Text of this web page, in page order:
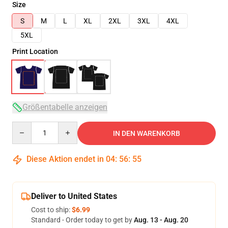
Size
S
M L XL 2XL 3XL
4XL
5XL
Print Location
Größentabelle anzeigen
IN DEN WARENKORB
Diese Aktion endet in 04: 56: 54
Deliver to United States
Cost to ship:$6.99
Standard - Order today to get byAug. 13 - Aug. 20